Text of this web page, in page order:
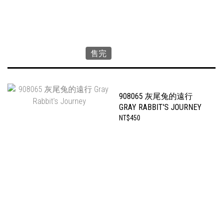
售完
908065 灰尾兔的遠行
GRAY RABBIT'S JOURNEY
NT$450